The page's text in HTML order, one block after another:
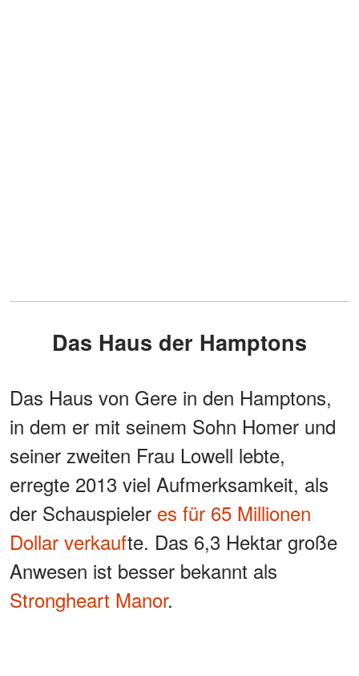
Das Haus der Hamptons
Das Haus von Gere in den Hamptons,
in dem er mit seinem Sohn Homer und
seiner zweiten Frau Lowell lebte,
erregte 2013 viel Aufmerksamkeit, als
der Schauspieler es für 65 Millionen
Dollar verkaufte. Das 6,3 Hektar große
Anwesen ist besser bekannt als
Strongheart Manor.